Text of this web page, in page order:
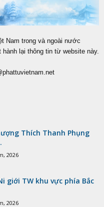
Nam trong và ngoài nước
lại thông tin từ website này.
Thích Thanh Phụng
2026
giới TW khu vực phía Bắc
2026